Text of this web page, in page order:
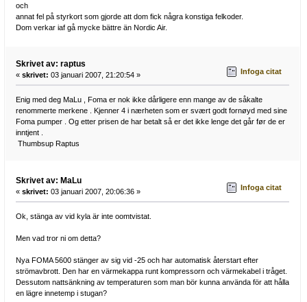
och
annat fel på styrkort som gjorde att dom fick några konstiga felkoder.
Dom verkar iaf gå mycke bättre än Nordic Air.
Skrivet av: raptus
« skrivet: 03 januari 2007, 21:20:54 » Infoga citat
Enig med deg MaLu , Foma er nok ikke dårligere enn mange av de såkalte
renommerte merkene . Kjenner 4 i nærheten som er svært godt fornøyd med sine
Foma pumper . Og etter prisen de har betalt så er det ikke lenge det går før de er
inntjent .
Thumbsup Raptus
Skrivet av: MaLu
« skrivet: 03 januari 2007, 20:06:36 » Infoga citat
Ok, stänga av vid kyla är inte oomtvistat.
Men vad tror ni om detta?
Nya FOMA 5600 stänger av sig vid -25 och har automatisk återstart efter
strömavbrott. Den har en värmekappa runt kompressorn och värmekabel i tråget.
Dessutom nattsänkning av temperaturen som man bör kunna använda för att hålla
en lägre innetemp i stugan?